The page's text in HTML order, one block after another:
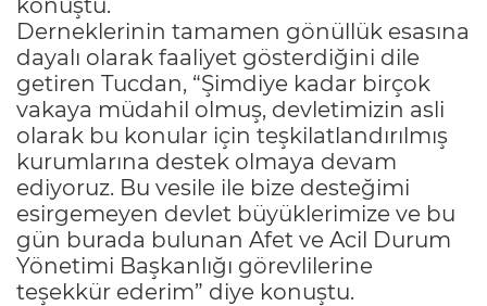
Derneklerinin tamamen gönüllük esasına
dayalı olarak faaliyet gösterdiğini dile
getiren Tucdan, “Şimdiye kadar birçok
vakaya müdahil olmuş, devletimizin asli
olarak bu konular için teşkilatlandırılmış
kurumlarına destek olmaya devam
ediyoruz. Bu vesile ile bize desteğimi
esirgemeyen devlet büyüklerimize ve bu
gün burada bulunan Afet ve Acil Durum
Yönetimi Başkanlığı görevlilerine
teşekkür ederim” diye konuştu.